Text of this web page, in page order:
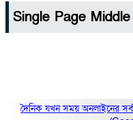
Single Page
দৈনিক যখন সময় অনলাইনের